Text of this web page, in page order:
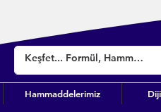
Hammaddelerimiz